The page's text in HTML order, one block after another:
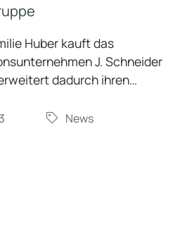
Huber kauft das
J. Schneider
dadurch ihren
mit rund 420
der Peter Huber
News